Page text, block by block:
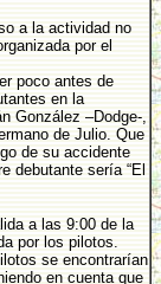
a la actividad no
por el
poco antes de
en la
González –Dodge-,
de Julio. Que
de su accidente
debutante sería “El
a las 9:00 de la
por los pilotos.
se encontrarían
en cuenta que